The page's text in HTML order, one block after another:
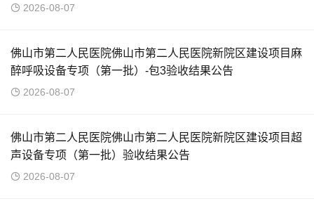
2026-08-07
佛山市第二人民医院佛山市第二人民医院新院区建设项目麻
醉呼吸设备专项（第一批）-包3验收结果公告
2026-08-07
佛山市第二人民医院佛山市第二人民医院新院区建设项目超
声设备专项（第一批）验收结果公告
2026-08-07